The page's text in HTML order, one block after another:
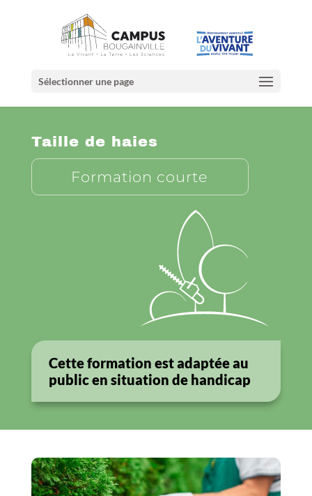
Sélectionner une page
Taille de haies
Formation courte
Cette formation est adaptée au
public en situation de handicap